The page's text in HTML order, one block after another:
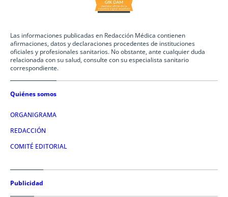
Las informaciones publicadas en Redacción Médica contienen
afirmaciones, datos y declaraciones procedentes de instituciones
oficiales y profesionales sanitarios. No obstante, ante cualquier duda
relacionada con su salud, consulte con su especialista sanitario
correspondiente.
Quiénes somos
ORGANIGRAMA
REDACCIÓN
COMITÉ EDITORIAL
Publicidad